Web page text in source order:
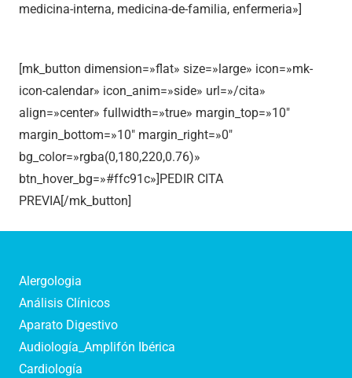
medicina-interna, medicina-de-familia, enfermeria»]
[mk_button dimension=»flat» size=»large» icon=»mk-
icon-calendar» icon_anim=»side» url=»/cita»
align=»center» fullwidth=»true» margin_top=»10″
margin_bottom=»10″ margin_right=»0″
bg_color=»rgba(0,180,220,0.76)»
btn_hover_bg=»#ffc91c»]PEDIR CITA
PREVIA[/mk_button]
Alergologia
Análisis Clínicos
Aparato Digestivo
Audiología_Amplifón Ibérica
Cardiología